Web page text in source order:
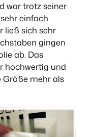
war trotz seiner
einfach
ließ sich sehr
gingen
ab. Das
hochwertig und
Größe mehr als